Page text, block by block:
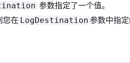
参数指定了一个值。
您在 LogDestination 参数中指